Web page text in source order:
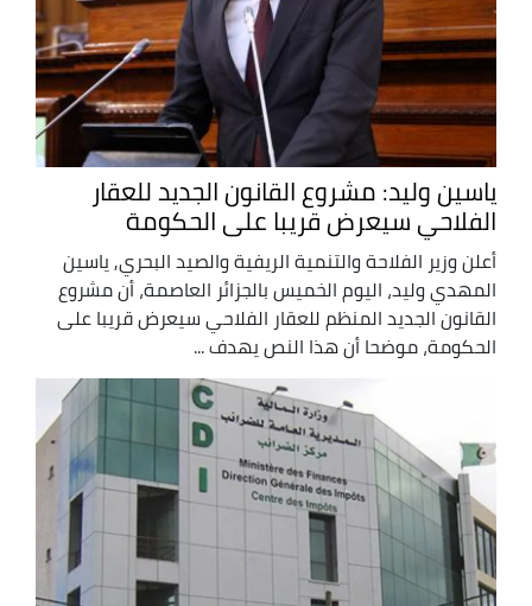
ياسين وليد: مشروع القانون الجديد للعقار
الفلاحي سيعرض قريبا على الحكومة
أعلن وزير الفلاحة والتنمية الريفية والصيد البحري, ياسين
المهدي وليد، اليوم الخميس بالجزائر العاصمة، أن مشروع
القانون الجديد المنظم للعقار الفلاحي سيعرض قريبا على
الحكومة، موضحا أن هذا النص يهدف ...